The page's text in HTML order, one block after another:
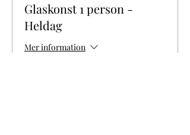
Glaskonst 1 person -
Heldag
Mer information